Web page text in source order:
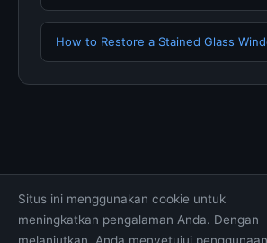
How to Restore a Stained Glass
Syarat & Ketentuan
Situs ini menggunakan cookie untuk
meningkatkan pengalaman Anda. Dengan